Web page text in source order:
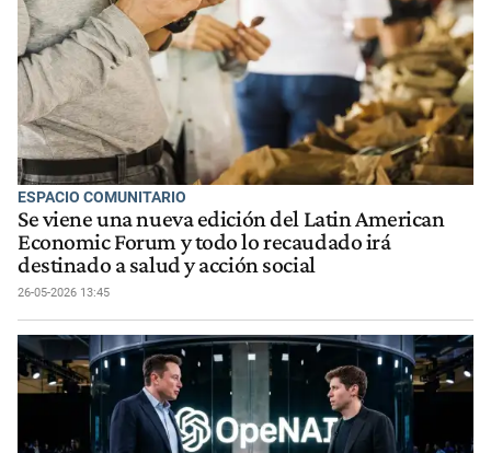
ESPACIO COMUNITARIO
Se viene una nueva edición del Latin American
Economic Forum y todo lo recaudado irá
destinado a salud y acción social
26-05-2026 13:45